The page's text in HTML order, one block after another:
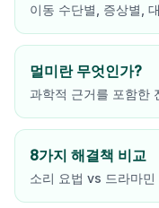
이동 수단별, 증상별,
멀미란 무엇인가?
과학적 근거를 포함한
8가지 해결책 비교
소리 요법 vs 드라마